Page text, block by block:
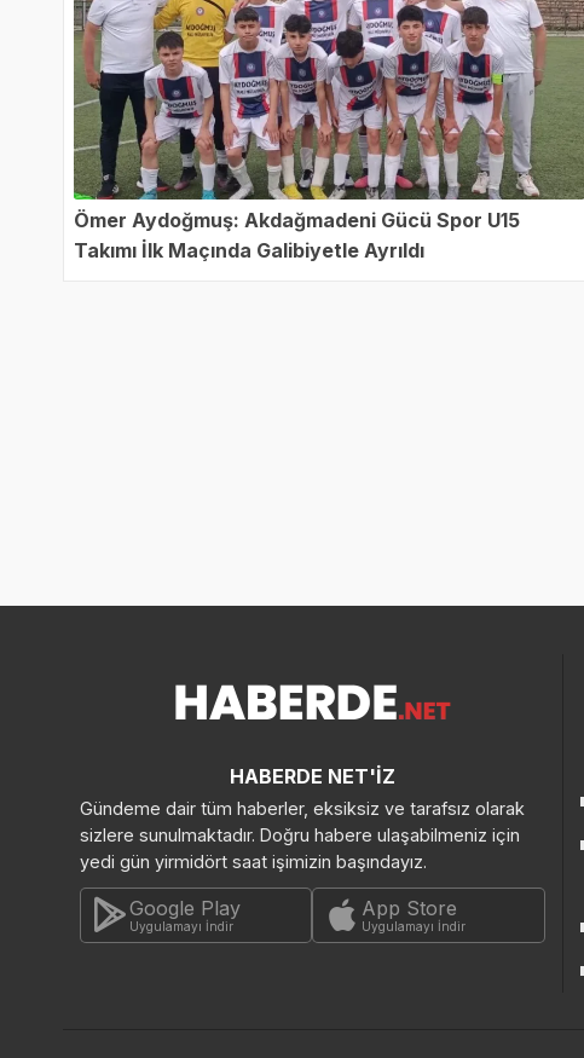
Ömer Aydoğmuş: Akdağmadeni Gücü Spor U15
Takımı İlk Maçında Galibiyetle Ayrıldı
HABERDE NET'İZ
Gündeme dair tüm haberler, eksiksiz ve tarafsız olarak
sizlere sunulmaktadır. Doğru habere ulaşabilmeniz için
yedi gün yirmidört saat işimizin başındayız.
Google Play
Uygulamayı İndir
App Store
Uygulamayı İndir